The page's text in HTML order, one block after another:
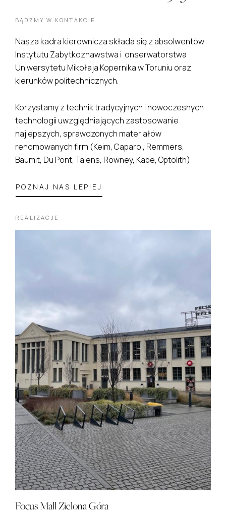
BĄDŹMY W KONTAKCIE
Nasza kadra kierownicza składa się z absolwentów
Instytutu Zabytkoznawstwa i onserwatorstwa
Uniwersytetu Mikołaja Kopernika w Toruniu oraz
kierunków politechnicznych.
Korzystamy z technik tradycyjnych i nowoczesnych
technologii uwzględniających zastosowanie
najlepszych, sprawdzonych materiałów
renomowanych firm (Keim, Caparol, Remmers,
Baumit, Du Pont, Talens, Rowney, Kabe, Optolith)
POZNAJ NAS LEPIEJ
REALIZACJE
Focus Mall Zielona Góra